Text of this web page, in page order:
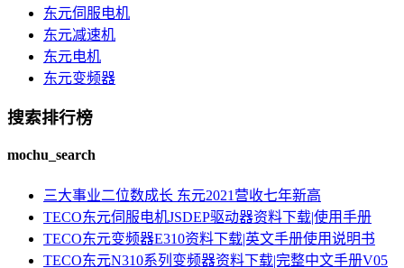
东元伺服电机
东元减速机
东元电机
东元变频器
搜索排行榜
mochu_search
三大事业二位数成长 东元2021营收七年新高
TECO东元伺服电机JSDEP驱动器资料下载|使用手册
TECO东元变频器E310资料下载|英文手册使用说明书
TECO东元N310系列变频器资料下载|完整中文手册V05